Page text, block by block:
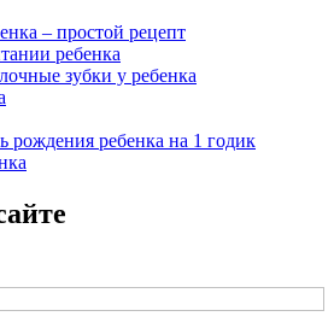
– простой рецепт
ребенка
зубки у ребенка
рождения ребенка на 1 годик